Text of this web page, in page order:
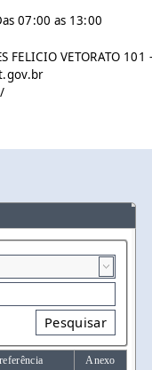
07:00 as 13:00
FELICIO VETORATO
Pesquisar
Anexo